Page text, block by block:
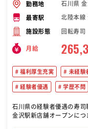
勤務地 石川県
最寄駅 北陸本線
施設形態 回転寿司
月給
福利厚生充実 未経験
経験者優遇 学歴不問
石川県の経験者優遇の寿司職
金沢駅新店舗オープンに